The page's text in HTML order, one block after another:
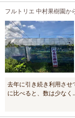
フルトリエ 中村果樹園か
去年に引き続き利用さ
に比べると、数は少なく